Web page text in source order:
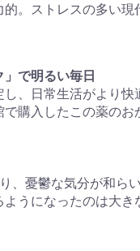
。ストレスの多い
で明るい毎日
、日常生活がより
購入したこの薬のお
、憂鬱な気分が和ら
うになったのは大